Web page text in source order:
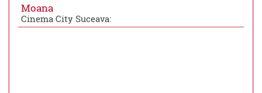
Moana
Cinema City Suceava: